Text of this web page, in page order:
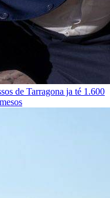
de Tarragona ja té 1.600